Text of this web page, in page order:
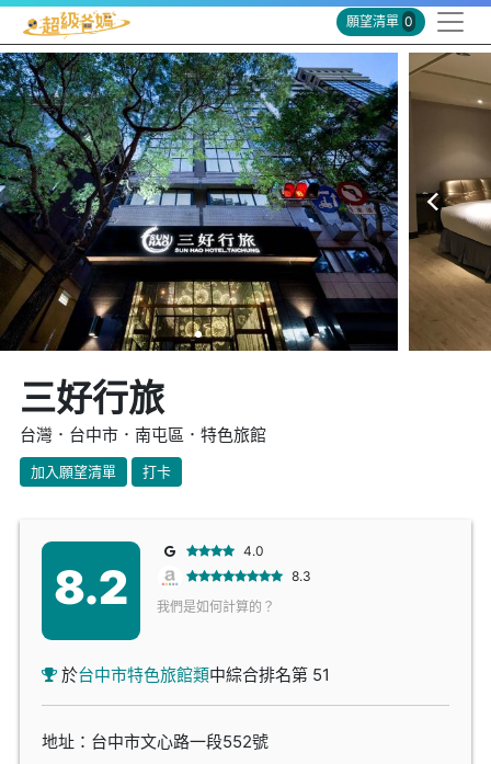
願望清單 0
三好行旅
台灣．台中市．南屯區．特色旅館
加入願望清單 打卡
8.2
4.0
8.3
我們是如何計算的？
於台中市特色旅館類中綜合排名第 51
地址：台中市文心路一段552號